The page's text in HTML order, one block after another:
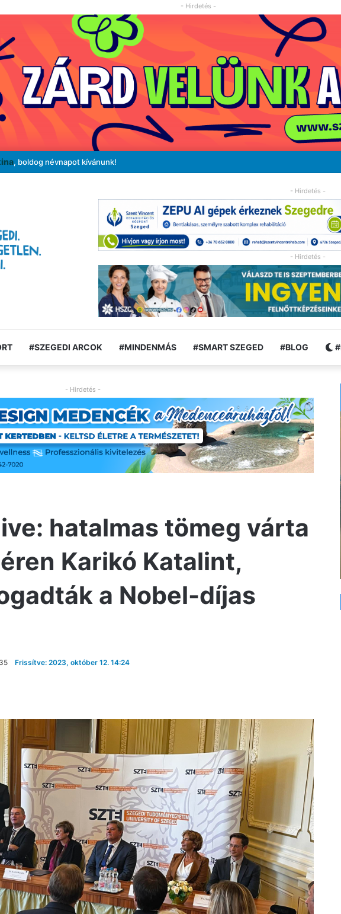
- Hirdetés -
, boldog névnapot kívánunk!
- Hirdetés -
- Hirdetés -
#SZEGEDI ARCOK #MINDENMÁS #SMART SZEGED #BLOG
- Hirdetés -
hatalmas tömeg várta
Karikó Katalint,
a Nobel-díjas
Frissítve: 2023, október 12. 14:24